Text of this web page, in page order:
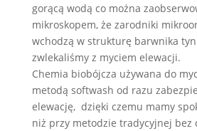
gorącą wodą co można
mikroskopem, że zarodniki
wchodzą w strukturę barwnika
zwlekaliśmy z myciem elewacji.
Chemia biobójcza używana do
metodą softwash od razu
elewację, dzięki czemu mamy
niż przy metodzie tradycyjnej bez